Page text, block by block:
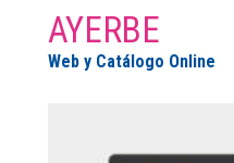
AYERBE
Web y Catálogo Online